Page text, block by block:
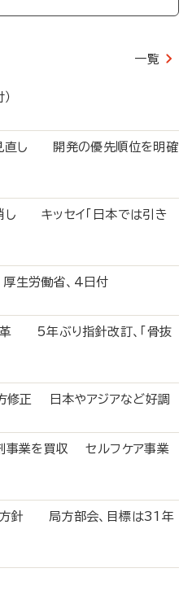
一覧
付）
見直し 開発の優先順位を明確
し キッセイ「日本では引き
生労働省、4日付
革 5年ぶり指針改訂、「骨抜
方修正 日本やアジアなど好調
事業を買収 セルフケア事業
方針 局方部会、目標は31年